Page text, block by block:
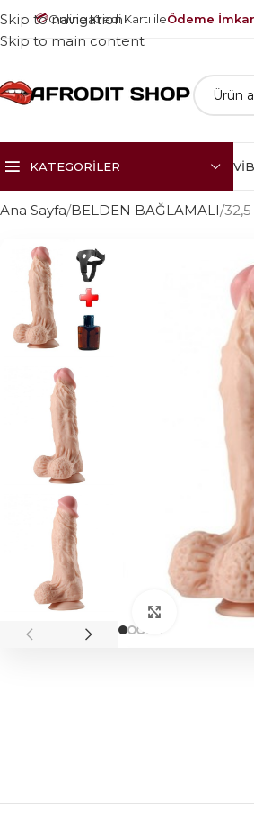
💳Online Kredi Kartı ileÖdeme
Skip to navigation
Skip to main content
KATEGORILER
Ana Sayfa BELDEN BAĞLAMALI
Click to